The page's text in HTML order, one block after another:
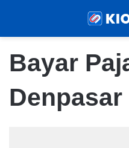
Bayar
Denpasar